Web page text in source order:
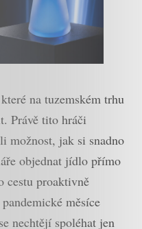
na tuzemském trhu
Právě tito hráči
možnost, jak si snadno
objednat jídlo přímo
cestu proaktivně
měsíce
nechtějí spoléhat jen